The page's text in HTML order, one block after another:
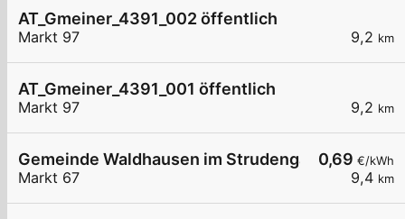
9,2 km
AT_Gmeiner_4391_002 öffentlich
Markt 97
9,2 km
AT_Gmeiner_4391_001 öffentlich
Markt 97
0,69 €/kWh
9,4 km
Gemeinde Waldhausen im Strudengau Markt 67
Markt 67